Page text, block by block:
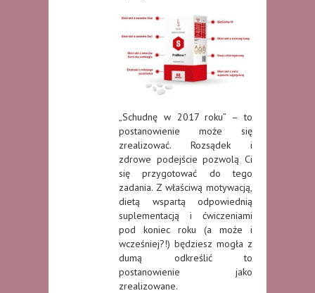
„Schudnę w 2017 roku” – to
postanowienie może się
zrealizować. Rozsądek i
zdrowe podejście pozwolą Ci
się przygotować do tego
zadania. Z właściwą motywacją,
dietą wspartą odpowiednią
suplementacją i ćwiczeniami
pod koniec roku (a może i
wcześniej?!) będziesz mogła z
dumą odkreślić to
postanowienie jako
zrealizowane.